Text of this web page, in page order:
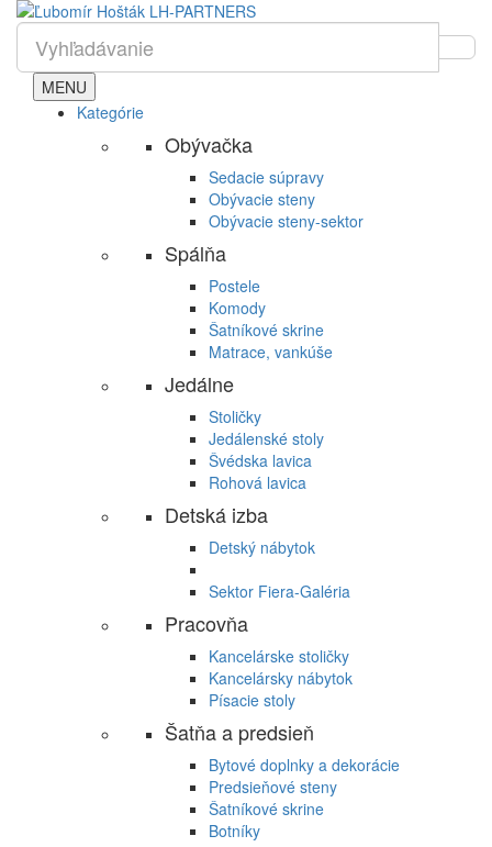
MENU
Kategórie
Obývačka
Sedacie súpravy
Obývacie steny
Obývacie steny-sektor
Spálňa
Postele
Komody
Šatníkové skrine
Matrace, vankúše
Jedálne
Stoličky
Jedálenské stoly
Švédska lavica
Rohová lavica
Detská izba
Detský nábytok
Sektor Fiera-Galéria
Pracovňa
Kancelárske stoličky
Kancelársky nábytok
Písacie stoly
Šatňa a predsieň
Bytové doplnky a dekorácie
Predsieňové steny
Šatníkové skrine
Botníky